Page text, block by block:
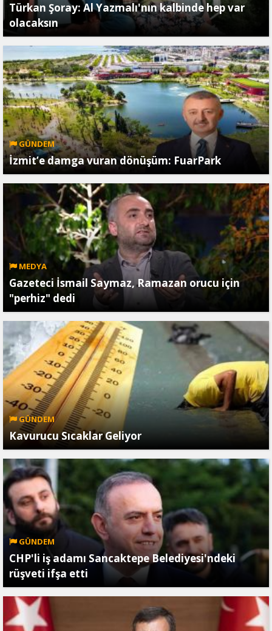
Türkan Şoray: Al Yazmalı'nın kalbinde hep var
olacaksın
GÜNDEM
İzmit’e damga vuran dönüşüm: FuarPark
MEDYA
Gazeteci İsmail Saymaz, Ramazan orucu için
"perhiz" dedi
GÜNDEM
Kavurucu Sıcaklar Geliyor
GÜNDEM
CHP'li iş adamı Sancaktepe Belediyesi'ndeki
rüşveti ifşa etti